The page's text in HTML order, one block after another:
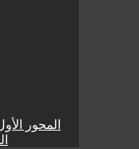
المحور